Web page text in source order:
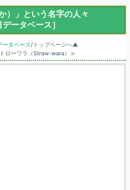
）」という名字の人々
データベース］
ータベース/トップページへ▲
ローワラ（Straw-wara）≫